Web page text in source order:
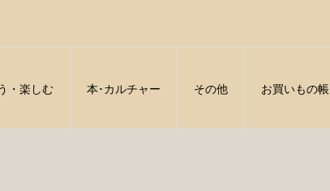
・楽しむ 本･カルチャー その他 お買いもの帳